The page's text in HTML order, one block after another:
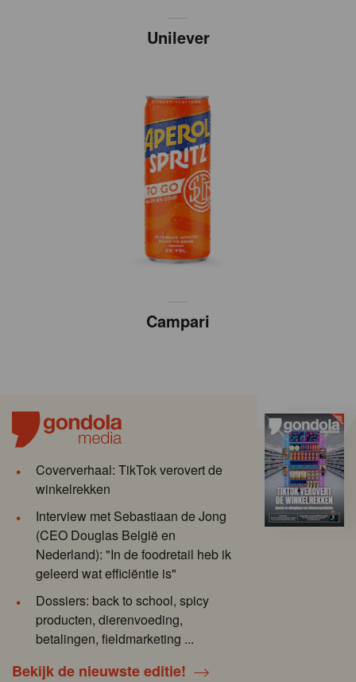
Unilever
Campari
Coververhaal: TikTok verovert de
winkelrekken
Interview met Sebastiaan de Jong
(CEO Douglas België en
Nederland): "In de foodretail heb ik
geleerd wat efficiëntie is"
Dossiers: back to school, spicy
producten, dierenvoeding,
betalingen, fieldmarketing ...
Bekijk de nieuwste editie!